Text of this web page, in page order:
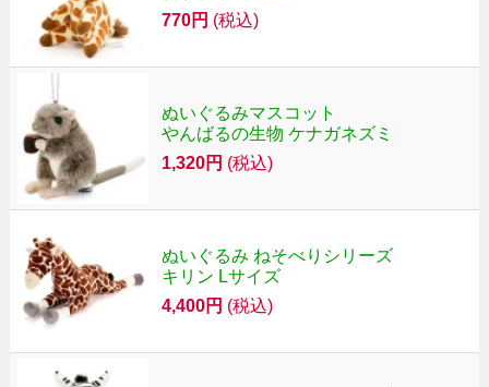
770円 (税込)
ぬいぐるみマスコット
やんばるの生物 ケナガネズミ
1,320円 (税込)
ぬいぐるみ ねそべりシリーズ
キリン Lサイズ
4,400円 (税込)